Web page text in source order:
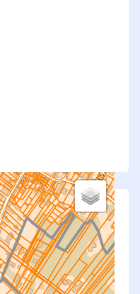
par le projet
: bâti, voirie,
— impacts